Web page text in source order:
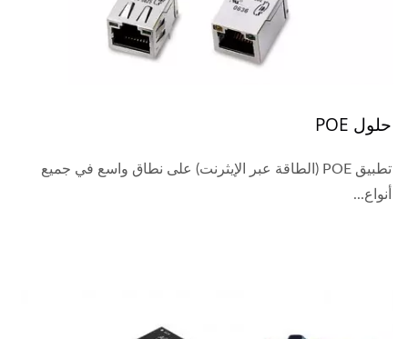
حلول POE
تطبيق POE (الطاقة عبر الإيثرنت) على نطاق واسع في جميع
أنواع...